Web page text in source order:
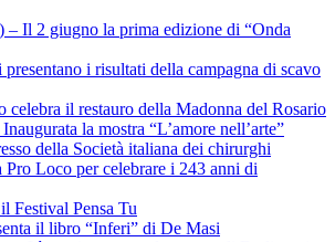
Il 2 giugno la prima edizione di “Onda
i risultati della campagna di scavo
celebra il restauro della Madonna del Rosario
la mostra “L’amore nell’arte”
della Società italiana dei chirurghi
Pro Loco per celebrare i 243 anni di
Festival Pensa Tu
il libro “Inferi” di De Masi